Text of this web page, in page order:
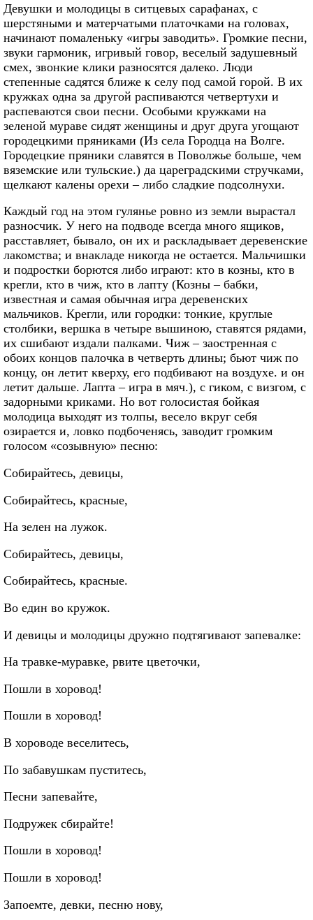
Девушки и молодицы в ситцевых сарафанах, с
шерстяными и матерчатыми платочками на головах,
начинают помаленьку «игры заводить». Громкие песни,
звуки гармоник, игривый говор, веселый задушевный
смех, звонкие клики разносятся далеко. Люди
степенные садятся ближе к селу под самой горой. В их
кружках одна за другой распиваются четвертухи и
распеваются свои песни. Особыми кружками на
зеленой мураве сидят женщины и друг друга угощают
городецкими пряниками (Из села Городца на Волге.
Городецкие пряники славятся в Поволжье больше, чем
вяземские или тульские.) да цареградскими стручками,
щелкают калены орехи – либо сладкие подсолнухи.
Каждый год на этом гулянье ровно из земли вырастал
разносчик. У него на подводе всегда много ящиков,
расставляет, бывало, он их и раскладывает деревенские
лакомства; и внакладе никогда не остается. Мальчишки
и подростки борются либо играют: кто в козны, кто в
крегли, кто в чиж, кто в лапту (Козны – бабки,
известная и самая обычная игра деревенских
мальчиков. Крегли, или городки: тонкие, круглые
столбики, вершка в четыре вышиною, ставятся рядами,
их сшибают издали палками. Чиж – заостренная с
обоих концов палочка в четверть длины; бьют чиж по
концу, он летит кверху, его подбивают на воздухе. и он
летит дальше. Лапта – игра в мяч.), с гиком, с визгом, с
задорными криками. Но вот голосистая бойкая
молодица выходят из толпы, весело вкруг себя
озирается и, ловко подбоченясь, заводит громким
голосом «созывную» песню:
Собирайтесь, девицы,
Собирайтесь, красные,
На зелен на лужок.
Собирайтесь, девицы,
Собирайтесь, красные.
Во един во кружок.
И девицы и молодицы дружно подтягивают запевалке:
На травке-муравке, рвите цветочки,
Пошли в хоровод!
Пошли в хоровод!
В хороводе веселитесь,
По забавушкам пуститесь,
Песни запевайте,
Подружек сбирайте!
Пошли в хоровод!
Пошли в хоровод!
Запоемте, девки, песню нову,